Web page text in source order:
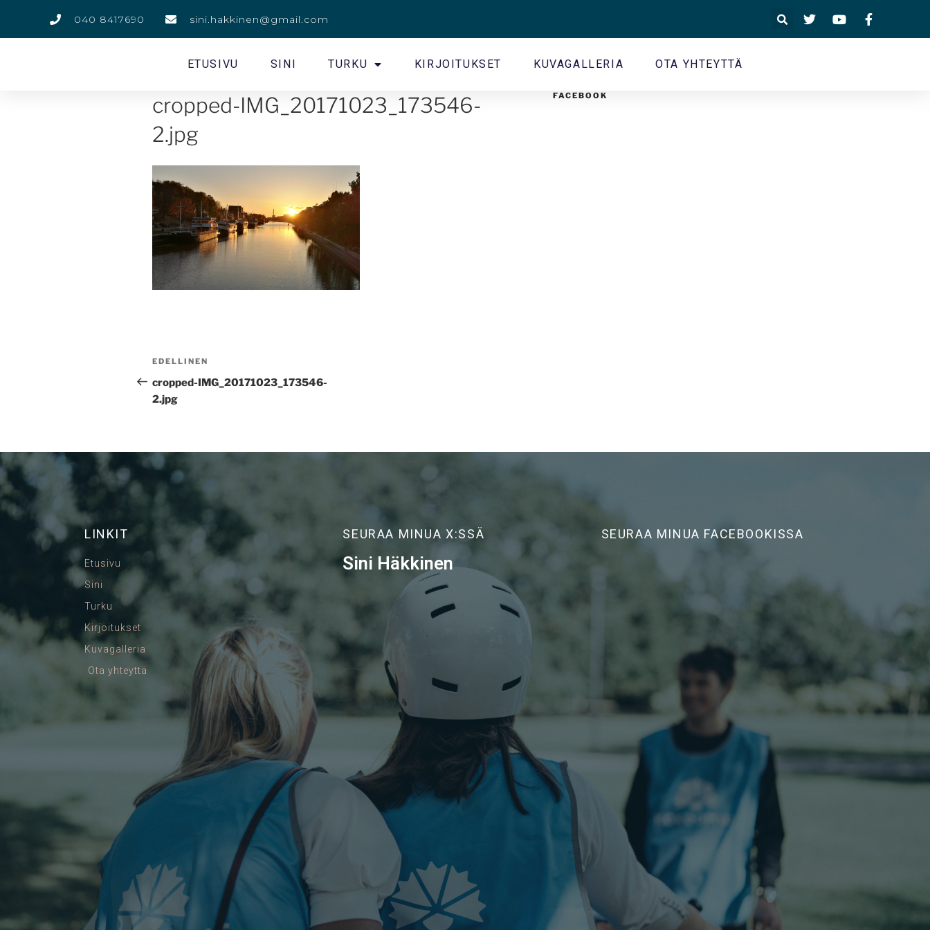
040 8417690 sini.hakkinen@gmail.com
ETUSIVU SINI TURKU KIRJOITUKSET KUVAGALLERIA OTA YHTEYTTÄ
cropped-IMG_20171023_173546-
2.jpg
EDELLINEN
cropped-IMG_20171023_173546-
2.jpg
FACEBOOK
LINKIT
Etusivu
Sini
Turku
Kirjoitukset
Kuvagalleria
Ota yhteyttä
SEURAA MINUA X:SSÄ
Sini Häkkinen
SEURAA MINUA FACEBOOKISSA